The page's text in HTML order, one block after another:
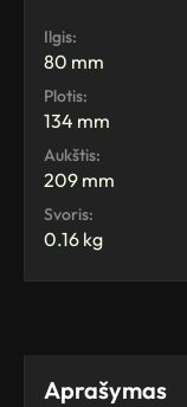
Ilgis:
80 mm
Plotis:
134 mm
Aukštis:
209 mm
Svoris:
0.16 kg
Aprašymas